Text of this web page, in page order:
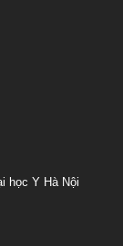
học Y Hà Nội